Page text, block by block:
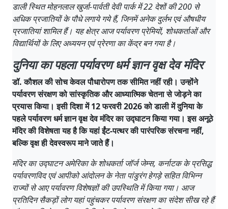
डाली स्थित मोहनलाल खुर्जा-पार्वती देवी पार्क में 22 देशों की 200 से
अधिक प्रजातियों के पौधे लगाये गये हैं, जिनमें अनेक दुर्लभ एवं औषधीय
प्रजातियां शामिल हैं। यह क्षेत्र आज पर्यावरण प्रेमियों, शोधकर्ताओं और
विद्यार्थियों के लिए अध्ययन एवं प्रेरणा का केंद्र बन गया है।
दुनिया का पहला पर्यावरण धर्म ज्ञान वृक्ष देव मंदिर
डॉ. कौशल की सोच केवल पौधारोपण तक सीमित नहीं रही। उन्होंने
पर्यावरण संरक्षण को सांस्कृतिक और आध्यात्मिक चेतना से जोड़ने का
प्रयास किया। इसी दिशा में 12 फरवरी 2026 को डाली में दुनिया के
पहले पर्यावरण धर्म ज्ञान वृक्ष देव मंदिर का उद्घाटन किया गया। इस अनूठे
मंदिर की विशेषता यह है कि यहां ईंट-पत्थर की पारंपरिक संरचना नहीं,
बल्कि वृक्ष ही देवस्वरूप माने जाते हैं।
मंदिर का उद्घाटन अमेरिका के शोधकर्ता जॉर्ज जेम्स, कर्नाटक के प्रसिद्ध
पर्यावरणविद एवं आपीको आंदोलन के नेता पांडुरंग हेगड़े सहित विभिन्न
राज्यों से आए पर्यावरण विशेषज्ञों की उपस्थिति में किया गया। आज
प्रतिदिन सैकड़ों लोग यहां पहुंचकर पर्यावरण संरक्षण का संदेश सीख रहे हैं